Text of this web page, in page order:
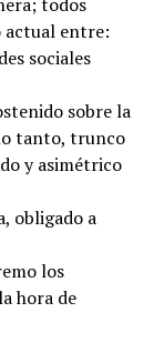
actual entre:
sociales
sobre la
tanto, trunco
y asimétrico
obligado a
los
hora de